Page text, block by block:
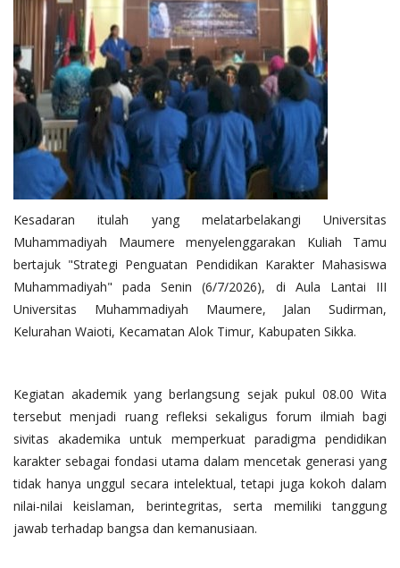
Kesadaran itulah yang melatarbelakangi Universitas
Muhammadiyah Maumere menyelenggarakan Kuliah Tamu
bertajuk "Strategi Penguatan Pendidikan Karakter Mahasiswa
Muhammadiyah" pada Senin (6/7/2026), di Aula Lantai III
Universitas Muhammadiyah Maumere, Jalan Sudirman,
Kelurahan Waioti, Kecamatan Alok Timur, Kabupaten Sikka.
Kegiatan akademik yang berlangsung sejak pukul 08.00 Wita
tersebut menjadi ruang refleksi sekaligus forum ilmiah bagi
sivitas akademika untuk memperkuat paradigma pendidikan
karakter sebagai fondasi utama dalam mencetak generasi yang
tidak hanya unggul secara intelektual, tetapi juga kokoh dalam
nilai-nilai keislaman, berintegritas, serta memiliki tanggung
jawab terhadap bangsa dan kemanusiaan.